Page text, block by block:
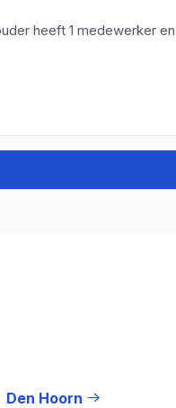
heeft 1 medewerker
Den Hoorn